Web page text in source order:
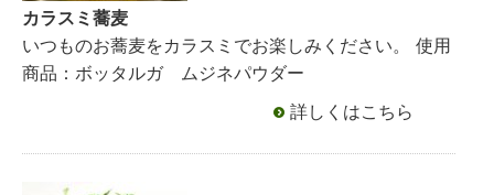
カラスミ蕎麦
いつものお蕎麦をカラスミでお楽しみください。 使用
商品：ボッタルガ ムジネパウダー
詳しくはこちら